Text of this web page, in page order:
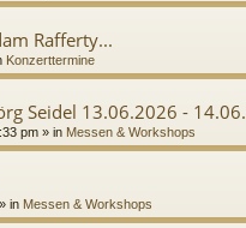
Rafferty...
Konzerttermine
Seidel 13.06.2026 -
pm » in Messen & Workshops
» in Messen & Workshops